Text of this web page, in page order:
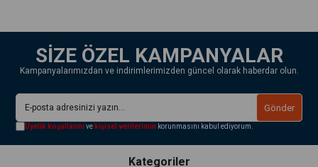
SİZE ÖZEL KAMPANYALAR
Kampanyalarımızdan ve indirimlerimizden güncel olarak haberdar olun.
Gönder
Üyelik koşullarını ve kişisel verilerimin korunmasını kabul ediyorum.
Kategoriler